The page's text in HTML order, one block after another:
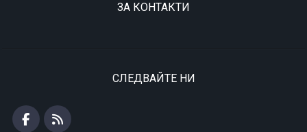
ЗА КОНТАКТИ
СЛЕДВАЙТЕ НИ